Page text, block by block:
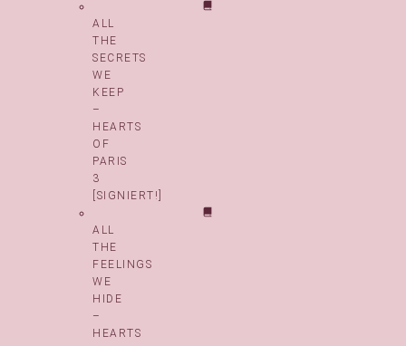
ALL
THE
SECRETS
WE
KEEP
–
HEARTS
OF
PARIS
3
[SIGNIERT!]
ALL
THE
FEELINGS
WE
HIDE
–
HEARTS